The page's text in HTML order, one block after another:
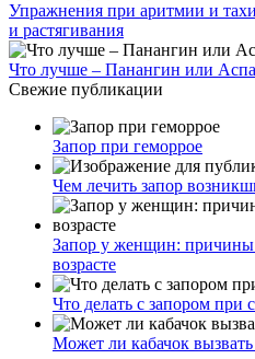
Упражнения при аритмии и
и растягивания
Что лучше – Панангин или
Свежие публикации
Запор при геморрое
Чем лечить запор
Запор у женщин: причины
возрасте
Что делать с запором при
Может ли кабачок